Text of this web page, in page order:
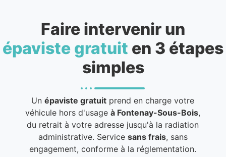
Faire intervenir un
épaviste gratuit en 3 étapes
simples
Unépaviste gratuit prend en charge votre
véhicule hors d'usageà Fontenay-Sous-Bois,
du retrait à votre adresse jusqu'à la radiation
administrative. Service sans frais, sans
engagement, conforme à la réglementation.